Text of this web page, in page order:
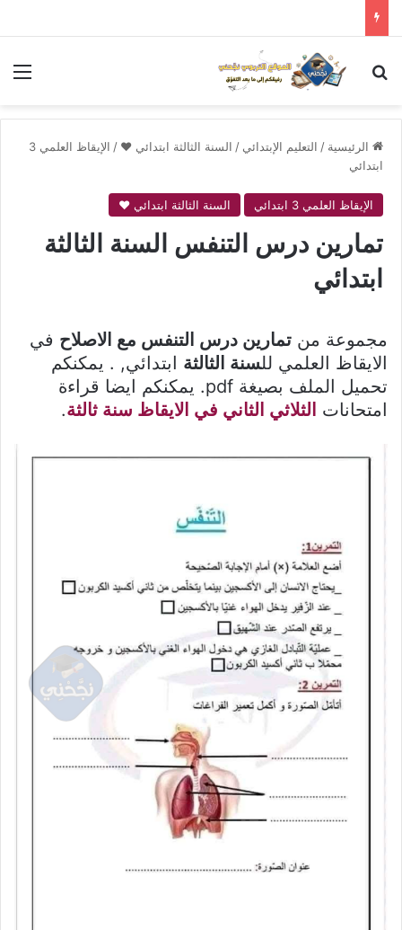
بحث عن
الرئيسية / التعليم الإبتدائي / السنة الثالثة ابتدائي ❤ /
الإيقاظ العلمي 3
ابتدائي
الإيقاظ العلمي 3 ابتدائي السنة الثالثة ابتدائي ❤
تمارين درس التنفس السنة الثالثة
ابتدائي
مجموعة من تمارين درس التنفس مع الاصلاح في
الايقاظ العلمي للسنة الثالثة ابتدائي, . يمكنكم
تحميل الملف بصيغة pdf. يمكنكم ايضا قراءة
امتحانات الثلاثي الثاني في الايقاظ سنة ثالثة.